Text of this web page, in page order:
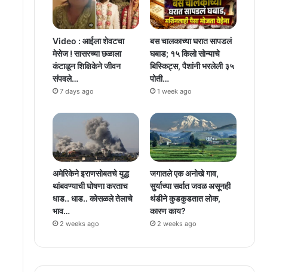
Video : आईला शेवटचा
मेसेज ! सासरच्या छळाला
कंटाळून शिक्षिकेने जीवन
संपवले…
7 days ago
बस चालकाच्या घरात सापडलं
घबाड; १५ किलो सोन्याचे
बिस्किट्स, पैशांनी भरलेली ३५
पोती…
1 week ago
अमेरिकेने इराणसोबतचे युद्ध
थांबवण्याची घोषणा करताच
धाड.. धाड.. कोसळले तेलाचे
भाव…
2 weeks ago
जगातले एक अनोखे गाव,
सुर्याच्या सर्वात जवळ असूनही
थंडीने कुडकुडतात लोक,
कारण काय?
2 weeks ago